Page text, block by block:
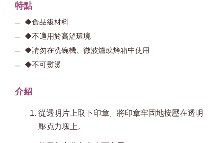
特點
◆食品級材料
◆不適用於高溫環境
◆請勿在洗碗機、微波爐或烤箱中使用
◆不可熨燙
介紹
從透明片上取下印章。將印章牢固地按壓在透明
壓克力塊上。